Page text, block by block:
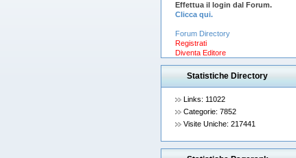
Effettua il login dal Forum.
Clicca qui.
Forum Directory
Registrati
Diventa Editore
Statistiche Directory
Links: 11022
Categorie: 7852
Visite Uniche: 217441